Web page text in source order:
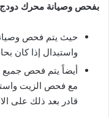
بفحص وصيانة محرك
حيث يتم فحص
واستبدال إذا كان
أيضاً يتم فحص جميع
مع فحص الزيت
قادر بعد ذلك على